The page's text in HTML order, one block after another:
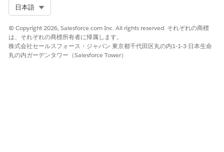
日本語
© Copyright 2026, Salesforce.com Inc. All rights reserved. それぞれの商標
は、それぞれの商標所有者に帰属します。
株式会社セールスフォース・ジャパン 東京都千代田区丸の内1-1-3 日本生命
丸の内ガーデンタワー（Salesforce Tower）